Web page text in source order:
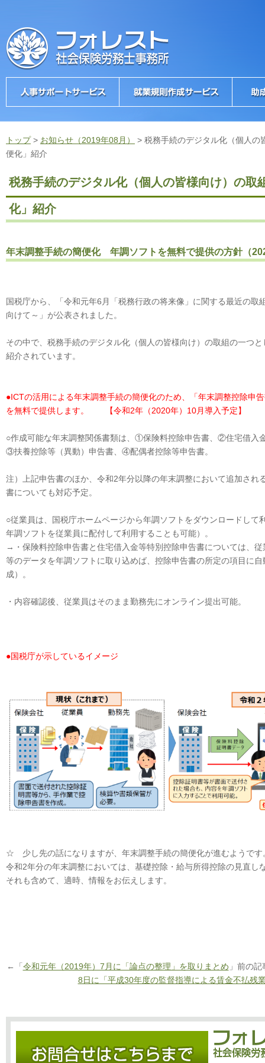
トップ> お知らせ（2019年08月） > 税務手続のデジタル化（個人の
便化」紹介
税務手続のデジタル化（個人の皆様向け）の取
化」紹介
年末調整手続の簡便化 年調ソフトを無料で提供の方針（
国税庁から、「令和元年6月「税務行政の将来像」に関する最近の取
向けて～」が公表されました。
その中で、税務手続のデジタル化（個人の皆様向け）の取組の一つ
紹介されています。
●ICTの活用による年末調整手続の簡便化のため、「年末調整控除
を無料で提供します。 【令和2年（2020年）10月導入予定】
○作成可能な年末調整関係書類は、①保険料控除申告書、②住宅借入
③扶養控除等（異動）申告書、④配偶者控除等申告書。
注）上記申告書のほか、令和2年分以降の年末調整において追加され
書についても対応予定。
○従業員は、国税庁ホームページから年調ソフトをダウンロードして
年調ソフトを従業員に配付して利用することも可能）。
→・保険料控除申告書と住宅借入金等特別控除申告書については、
等のデータを年調ソフトに取り込めば、控除申告書の所定の項目に
成）。
・内容確認後、従業員はそのまま勤務先にオンライン提出可能。
●国税庁が示しているイメージ
☆ 少し先の話になりますが、年末調整手続の簡便化が進むようです
令和2年分の年末調整においては、基礎控除・給与所得控除の見直し
それも含めて、適時、情報をお伝えします。
←「 令和元年（2019年）7月に「論点の整理」を取りまとめ 」前の
8日に「平成30年度の監督指導による賃金不払残